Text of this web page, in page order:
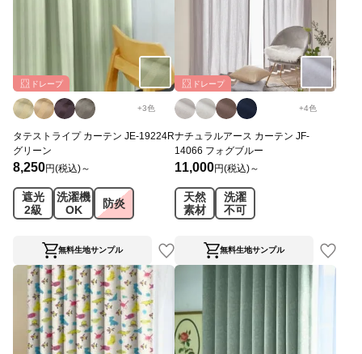
ドレープ
+3色
タテストライプ カーテン JE-19224R
グリーン
8,250円(税込)～
遮光
2級
洗濯機
OK
防炎
無料生地サンプル
ドレープ
+4色
ナチュラルアース カーテン JF-
14066 フォグブルー
11,000円(税込)～
天然
素材
洗濯
不可
無料生地サンプル